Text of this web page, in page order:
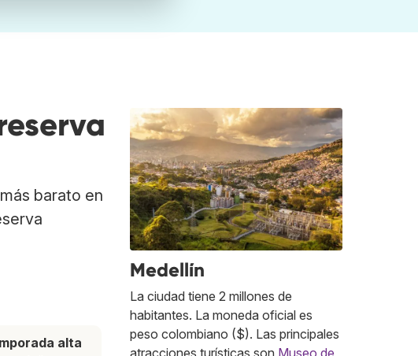
barato en
alta
Medellín
La ciudad tiene 2 millones de
habitantes. La moneda oficial es
peso colombiano ($). Las principales
atracciones turísticas son Museo de